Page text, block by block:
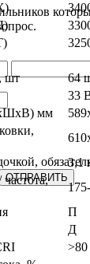
ОТПРАВИТЬ
шт
64
33
мм
3,1
П
Д
>80